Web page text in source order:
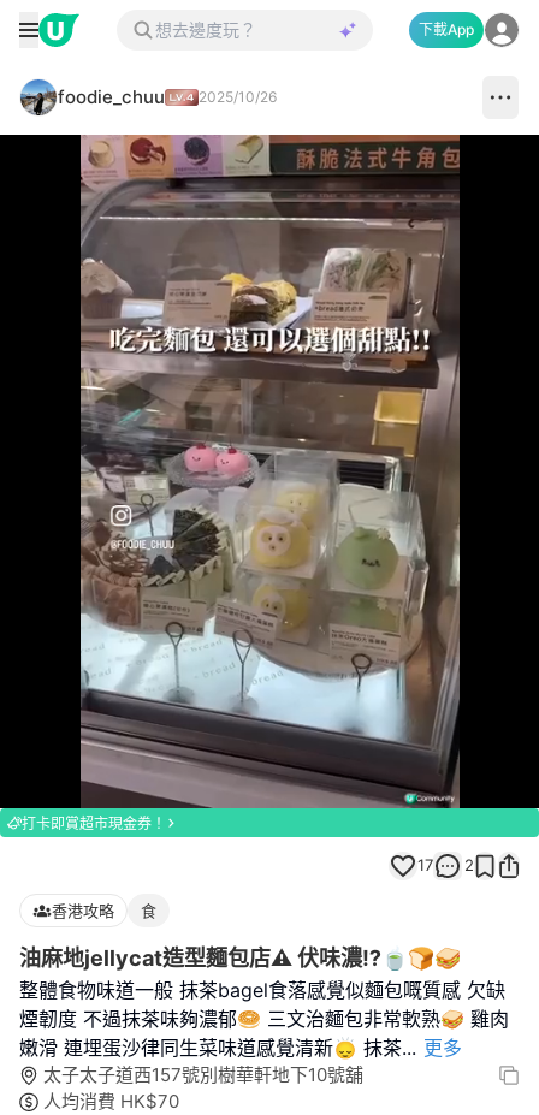
下載App
foodie_chuu 2025/10/26
100.00%
打卡即賞超市現金券！
17 2
香港攻略 食
油麻地jellycat造型麵包店⚠️ 伏味濃⁉️🍵🍞🥪
整體食物味道一般 抹茶bagel食落感覺似麵包嘅質感 欠缺
煙韌度 不過抹茶味夠濃郁🥯 三文治麵包非常軟熟🥪 雞肉
嫩滑 連埋蛋沙律同生菜味道感覺清新🙂‍↕️ 抹茶... 更多
太子太子道西157號別樹華軒地下10號舖
人均消費 HK$70